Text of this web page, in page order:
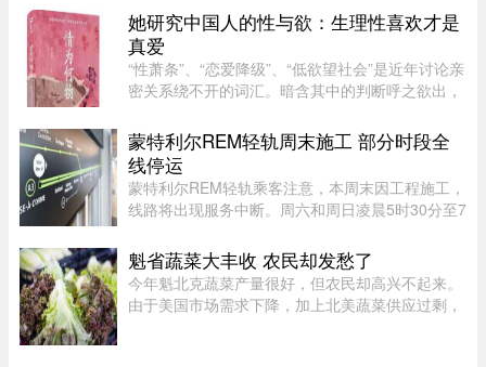
多名乘客。蒙特利尔警方 ...
她研究中国人的性与欲：生理性喜欢才是
真爱
“性萧条”、“恋爱降级”、“低欲望社会”是近年讨论亲
密关系绕不开的词汇。暗含其中的判断呼之欲出，
学教授吴存存，却对这一普遍的直觉保持怀疑。她
认为，欲望绝不会 ...
蒙特利尔REM轻轨周末施工 部分时段全
线停运
蒙特利尔REM轻轨乘客注意，本周末因工程施工，
线路将出现服务中断。周六和周日凌晨5时30分至7
至Bois-Franc路段停运时间将持续至上午10时。
REM将安排接驳巴士连接受影响 ...
魁省蔬菜大丰收 农民却发愁了
今年魁北克蔬菜产量很好，但农民却高兴不起来。
由于美国市场需求下降，加上北美蔬菜供应过剩，